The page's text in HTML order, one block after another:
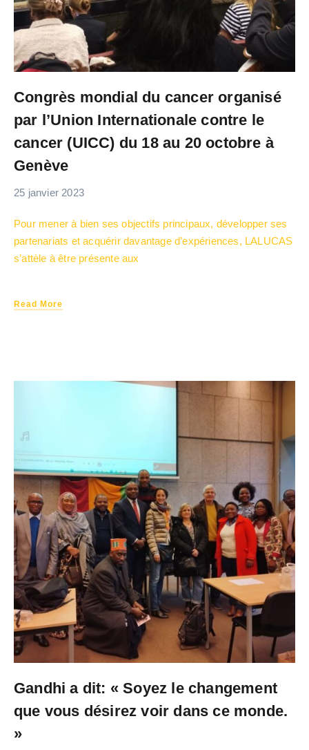
Congrès mondial du cancer organisé
par l’Union Internationale contre le
cancer (UICC) du 18 au 20 octobre à
Genève
25 janvier 2023
Pour mener à bien ses objectifs principaux, développer ses
partenariats et acquérir davantage d’expériences, LALUCAS
s’attèle à être présente aux
Read More
Gandhi a dit: « Soyez le changement
que vous désirez voir dans ce monde.
»